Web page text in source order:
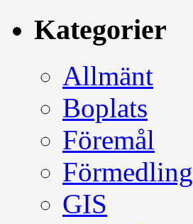
Kategorier
Allmänt
Boplats
Föremål
Förmedling
GIS